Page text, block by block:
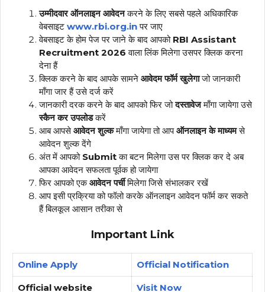
उम्मीदवार ऑनलाइन आवेदनकरने के लिए सबसे पहले अधिकारिक
वेबसाइट www.rbi.org.in पर जाए
वेबसाइट के होम पेज पर जाने के बाद आपको RBI Assistant
Recruitment 2026वाला लिंक मिलेगा उसपर क्लिक करना
देना हैं
क्लिक करने के बाद आपके सामने आवेदम फॉर्म खुलेगाजो जानकारी
माँगा जार हैं उसे दर्ज करें
जानकारी दरक करने के बाद आपको फिर जोदस्तावेजमाँगा जायेगा उसे
स्कैन कर उपलोडकरें
आब आपसेआवेदन शुल्कमाँगा जायेगा तो आपऑनलाइन के माध्यमसे
आवेदन शुल्क देंगे
अंत में आपको Submitका बटन मिलेगा उस पर क्लिक कर दे अब
आपका आवेदन सफलता पूर्वक हो जायेगा
फिर आपको एकआवेदन पर्चीमिलेगा जिसे संभालकर रखें
आप इसी प्रक्रिया को फॉलो करके ऑनलाइन आवेदन फॉर्म कर सकते
हैं बिलकूल आसान तरीका से
Important Link
Online Apply Official Notification
Official website Visit Now